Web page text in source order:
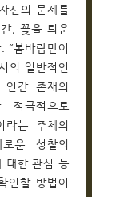
신의 문제를
, 꽃을 틔운
“봄바람만이
의 일반적인
인간 존재의
극적으로
라는 주체의
운 성찰의
대한 관심 등
인할 방법이